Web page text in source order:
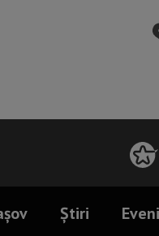
Știri